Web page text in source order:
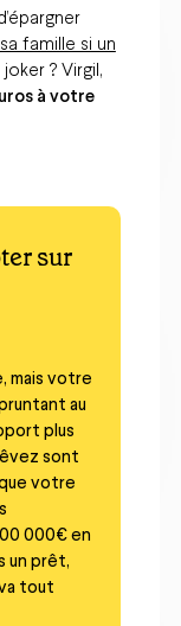
famille si un
joker ? Virgil,
à votre
sur
mais votre
au
plus
sont
votre
000€ en
un prêt,
tout